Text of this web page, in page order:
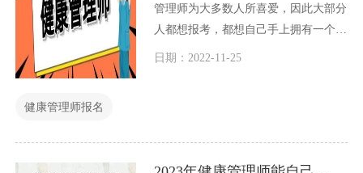
管理师为大多数人所喜爱，因此大部分
人都想报考，都想自己手上拥有一个健
康管理师证书，但是很多人对健康管理
日期：2022-11-25
健康管理师报名